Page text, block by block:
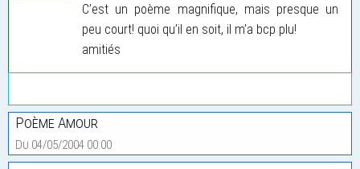
C’est un poème magnifique, mais presque un
peu court! quoi qu’il en soit, il m’a bcp plu!
amitiés
Poème Amour
Du 04/05/2004 00:00